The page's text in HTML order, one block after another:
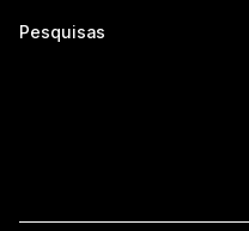
Pesquisas